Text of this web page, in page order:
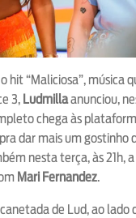
hit “Maliciosa”, música
3, Ludmillaanunciou,
chega às
dar mais um gostinho
nesta terça, às 21h,
Mari Fernandez.
de Lud, ao lado